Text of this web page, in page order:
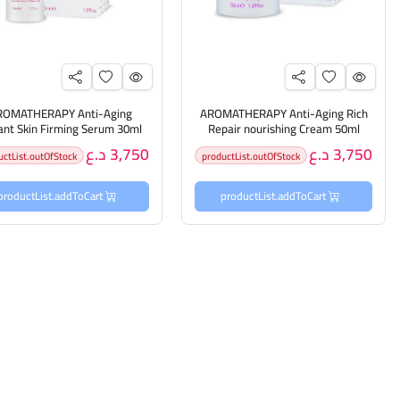
AROMATHERAPY Anti-Aging Rich
Repair nourishing Cream 50ml
اروماثيرابي كريم مغذي يرمم البشرة
بعمق 3,750 د.ع productList.outOfStock
productList.addToCart
Anti-Aging
Skin Firming Serum 30ml
اروماثيرابي سيروم مضاد
لشد البشرة الفوري 3,750 د.ع
productList.addToCart